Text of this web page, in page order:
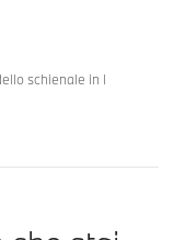
schienale in l